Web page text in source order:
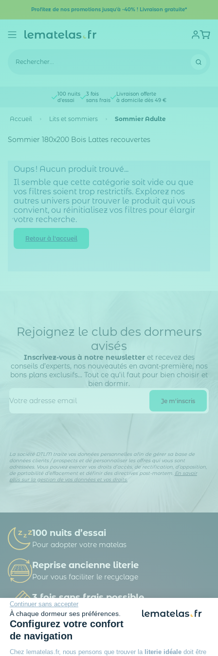
Continuer sans accepter
À chaque dormeur ses préférences.
Configurez votre confort
de navigation
Chez lematelas.fr, nous pensons que trouver la literie idéale doit être
Profitez de nos promotions jusqu'à -40% ! Livraison gratuite*
100 nuits
d'essai
3 fois
sans frais
Livraison offerte
à domicile dès 49 €
Accueil Lits et sommiers Sommier Adulte
Sommier 180x200 Bois Lattes recouvertes
Oups ! Aucun produit trouvé...
Il semble que cette catégorie soit vide ou que
vos filtres soient trop restrictifs. Explorez nos
autres univers pour trouver le produit qui vous
convient, ou réinitialisez vos filtres pour élargir
votre recherche.
Retour à l'accueil
Rejoignez le club des dormeurs
avisés
Inscrivez-vous à notre newsletteret recevez des
conseils d’experts, nos nouveautés en avant-première, nos
bons plans exclusifs… Tout ce qu’il faut pour bien choisir et
bien dormir.
La société DTLM traite vos données personnelles afin de gérer sa base de
données clients / prospects et de personnaliser les offres qui vous sont
adressées. Vous pouvez exercer vos droits d’accès, de rectification, d’opposition,
de portabilité d’effacement et définir des directives post-mortem. En savoir
plus sur la gestion de vos données et vos droits.
100 nuits d’essai
Pour adopter votre matelas
Reprise ancienne literie
Pour vous faciliter le recyclage
3 fois sans frais possible
A partir de 150 € d’achat
Livraison offerte
Dès 49 € d'achat